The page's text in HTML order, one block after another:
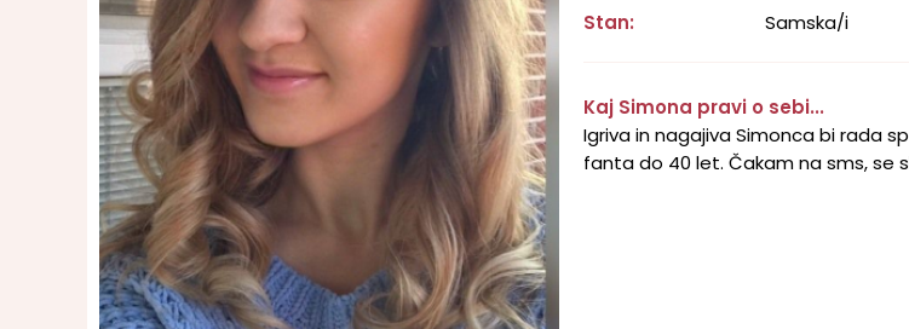
Stan:
Samska/i
Kaj Simona pravi o sebi...
Igriva in nagajiva Simonca bi rada
fanta do 40 let. Čakam na sms, se